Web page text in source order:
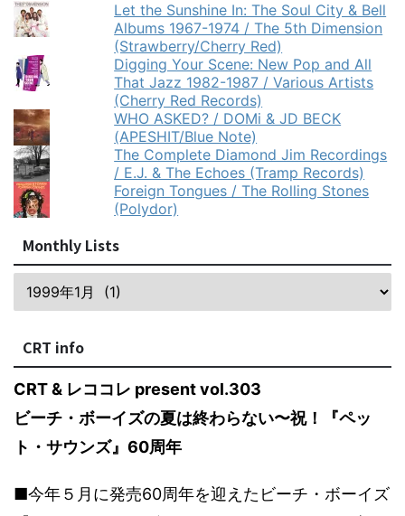
Let the Sunshine In: The Soul City & Bell
Albums 1967-1974 / The 5th Dimension
(Strawberry/Cherry Red)
Digging Your Scene: New Pop and All
That Jazz 1982-1987 / Various Artists
(Cherry Red Records)
WHO ASKED? / DOMi & JD BECK
(APESHIT/Blue Note)
The Complete Diamond Jim Recordings
/ E.J. & The Echoes (Tramp Records)
Foreign Tongues / The Rolling Stones
(Polydor)
Monthly Lists
CRT info
CRT & レココレ present vol.303
ビーチ・ボーイズの夏は終わらない〜祝！『ペッ
ト・サウンズ』60周年
■今年５月に発売60周年を迎えたビーチ・ボーイズ